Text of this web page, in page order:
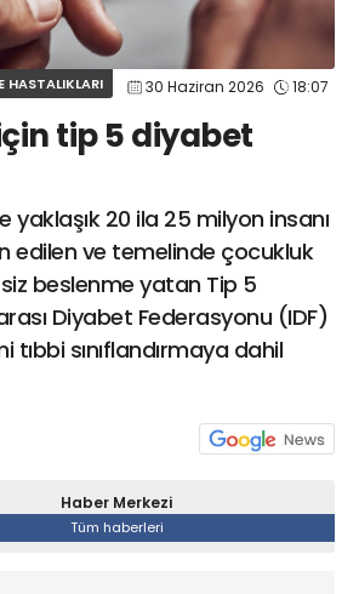
HASTALIKLARI 30 Haziran 2026 18:07
tip 5 diyabet
yaklaşık 20 ila 25 milyon insanı
edilen ve temelinde çocukluk
beslenme yatan Tip 5
Diyabet Federasyonu (IDF)
tıbbi sınıflandırmaya dahil
Haber Merkezi
Tüm haberleri
GÖZ HASTALIKLARI
SAĞLIK
GASTROENTEROLOJİ
ÇOCUK SAĞLIĞI VE HASTALIKLARI
SENDİKALAR
GÖGÜS HASTALIKLARI
DERMATOLOJİ
ENDOKRİNOLOJİ
NÖROLOJİ
KADIN HASTALIKLARI VE DOĞUM
Web TV Galeri Yazarlar
sagliktabugun@gmail.com